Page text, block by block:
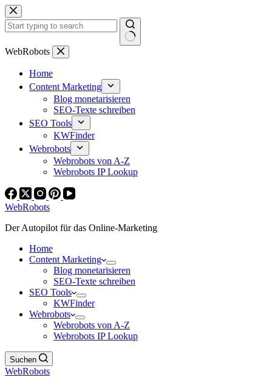
Zum
Inhalt
springen
Keine
WebRobots
Home
Content Marketing
Blog monetarisieren
SEO-Texte schreiben
SEO Tools
KWFinder
Webrobots
Webrobots von A-Z
Webrobots IP Lookup
WebRobots
Der Autopilot für das Online-Marketing
Home
Content Marketing
Blog monetarisieren
SEO-Texte schreiben
SEO Tools
KWFinder
Webrobots
Webrobots von A-Z
Webrobots IP Lookup
Suchen
WebRobots